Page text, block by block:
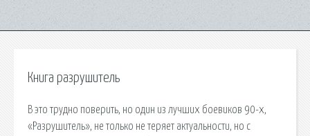
Книга разрушитель
В это трудно поверить, но один из лучших боевиков 90-х,
«Разрушитель», не только не теряет актуальности, но с